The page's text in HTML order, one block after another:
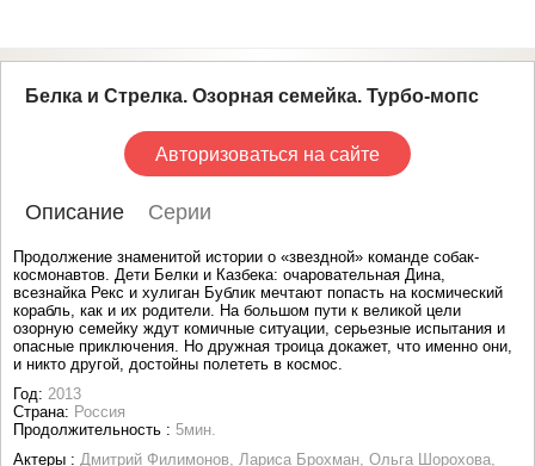
Белка и Стрелка. Озорная семейка. Турбо-мопс
Авторизоваться на сайте
Описание Серии
Продолжение знаменитой истории о «звездной» команде собак-
космонавтов. Дети Белки и Казбека: очаровательная Дина,
всезнайка Рекс и хулиган Бублик мечтают попасть на космический
корабль, как и их родители. На большом пути к великой цели
озорную семейку ждут комичные ситуации, серьезные испытания и
опасные приключения. Но дружная троица докажет, что именно они,
и никто другой, достойны полететь в космос.
Год: 2013
Страна: Россия
Продолжительность : 5мин.
Актеры : Дмитрий Филимонов, Лариса Брохман, Ольга Шорохова,